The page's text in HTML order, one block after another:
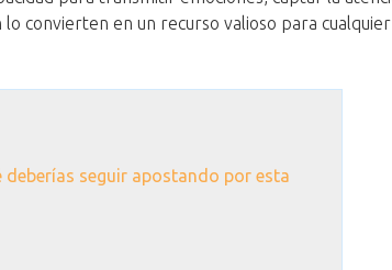
convierten en un recurso valioso para
deberías seguir apostando por esta